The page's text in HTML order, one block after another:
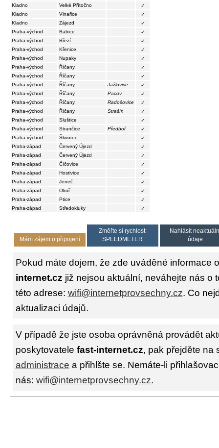
Kladno
Velké Přítočno
✓
Kladno
Vinařice
✓
Kladno
Zájezd
✓
Praha-východ
Babice
✓
Praha-východ
Březí
✓
Praha-východ
Křenice
✓
Praha-východ
Nupaky
✓
Praha-východ
Říčany
✓
Praha-východ
Říčany
✓
Praha-východ
Říčany Jažlovice
✓
Praha-východ
Říčany Pacov
✓
Praha-východ
Říčany Radošovice
✓
Praha-východ
Říčany Strašín
✓
Praha-východ
Sluštice
✓
Praha-východ
Strančice Předboř
✓
Praha-východ
Škvorec
✓
Praha-západ
Červený Újezd
✓
Praha-západ
Červený Újezd
✓
Praha-západ
Číčovice
✓
Praha-západ
Hostivice
✓
Praha-západ
Jeneč
✓
Praha-západ
Okoř
✓
Praha-západ
Ptice
✓
Praha-západ
Středokluky ✓
Mám zájem o připojení
Změřte si rychlost:
SPEEDMETER
Nahlásit
údaje
Pokud máte dojem, že zde uváděné informace
internet.cz již nejsou aktuální, neváhejte nás o
této adrese: wifi@internetprovsechny.cz. Co
aktualizaci údajů.
V případě že jste osoba oprávněná provádět
poskytovatele fast-internet.cz, pak přejděte na
administrace a přihlšte se. Nemáte-li
nás: wifi@internetprovsechny.cz.